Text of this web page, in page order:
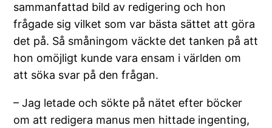
sammanfattad bild av redigering och hon
frågade sig vilket som var bästa sättet att göra
det på. Så småningom väckte det tanken på att
hon omöjligt kunde vara ensam i världen om
att söka svar på den frågan.
– Jag letade och sökte på nätet efter böcker
om att redigera manus men hittade ingenting,